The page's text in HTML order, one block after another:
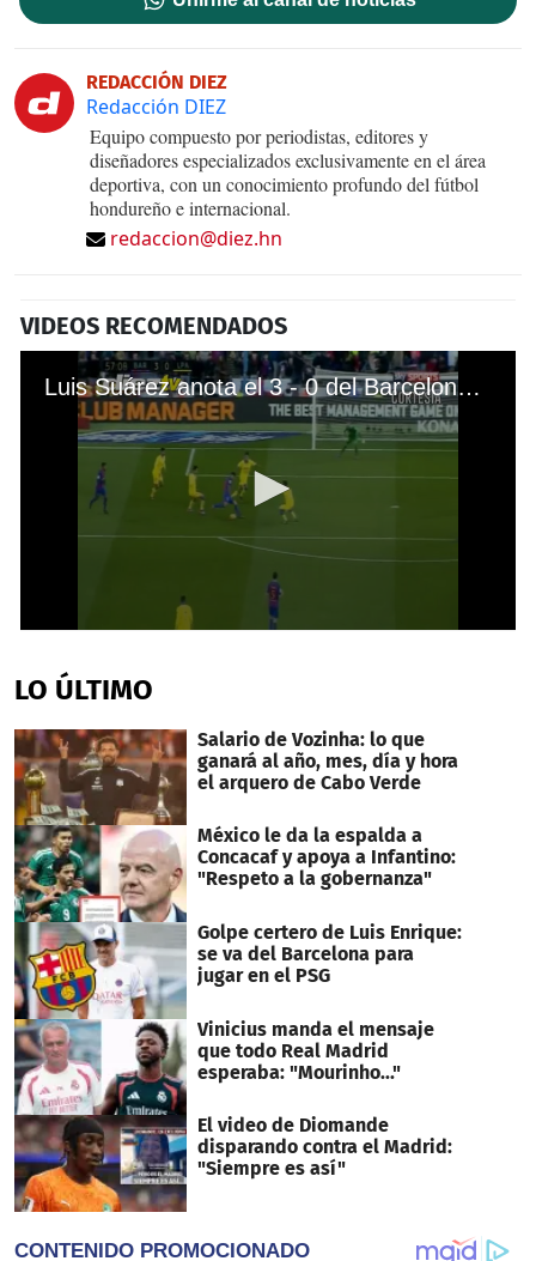
REDACCIÓN DIEZ
Redacción DIEZ
Equipo compuesto por periodistas, editores y
diseñadores especializados exclusivamente en el área
deportiva, con un conocimiento profundo del fútbol
hondureño e internacional.
redaccion@diez.hn
VIDEOS RECOMENDADOS
Luis Suárez anota el 3 - 0 del Barcelona ante la Palmas
of
29
LO ÚLTIMO
Salario de Vozinha: lo que
ganará al año, mes, día y hora
el arquero de Cabo Verde
México le da la espalda a
Concacaf y apoya a Infantino:
"Respeto a la gobernanza"
Golpe certero de Luis Enrique:
se va del Barcelona para
jugar en el PSG
Vinicius manda el mensaje
que todo Real Madrid
esperaba: "Mourinho..."
El video de Diomande
disparando contra el Madrid:
"Siempre es así"